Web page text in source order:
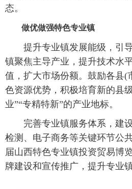
态。
做优做强特色专业镇
提升专业镇发展能级，引导
镇聚焦主导产业，提升技术水
值，扩大市场份额。鼓励各县(
色资源优势，积极培育新的县
业”“专精特新”的产业地标。
完善专业镇服务体系，建设
检测、电子商务等关键环节公
届山西特色专业镇投资贸易博
牌建设和宣传推广，提升专业